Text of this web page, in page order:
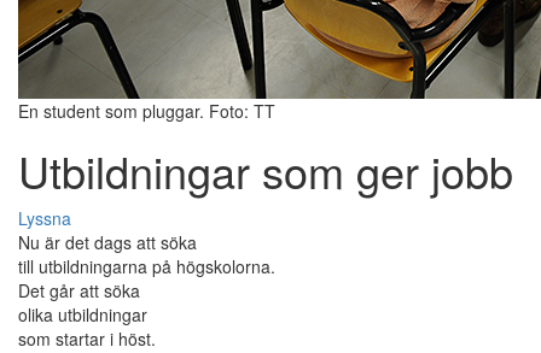
En student som pluggar. Foto: TT
Utbildningar som ger jobb
Lyssna
Nu är det dags att söka
till utbildningarna på högskolorna.
Det går att söka
olika utbildningar
som startar i höst.